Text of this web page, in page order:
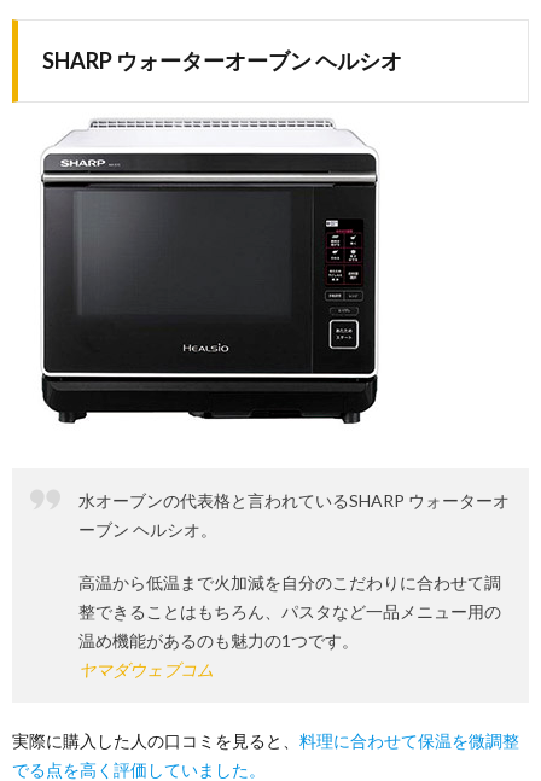
SHARP ウォーターオーブン ヘルシオ
水オーブンの代表格と言われているSHARP ウォーターオ
ーブン ヘルシオ。
高温から低温まで火加減を自分のこだわりに合わせて調
整できることはもちろん、パスタなど一品メニュー用の
温め機能があるのも魅力の1つです。
ヤマダウェブコム
実際に購入した人の口コミを見ると、 料理に合わせて保温を微調整
でる点を高く評価していました。